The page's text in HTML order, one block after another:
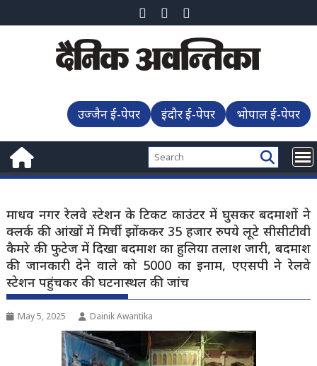
to
उज्जैन ई-पेपर इंदौर ई-पेपर भोपाल ई-पेपर
माधव नगर रेलवे स्टेशन के टिकट काउंटर में घुसकर बदमाशों ने
क्लर्क की आंखों में मिर्ची झोंककर 35 हजार रुपये लूटे सीसीटीवी
कैमरे की फुटेज में दिखा बदमाश का हुलिया तलाश जारी, बदमाश
की जानकारी देने वाले को 5000 का इनाम, एएसपी ने रेलवे
स्टेशन पहुंचकर की घटनास्थल की जांच
May 5, 2025 Dainik Awantika